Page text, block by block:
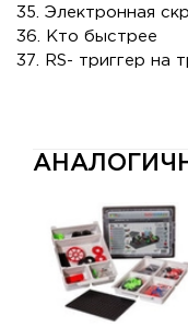
35. Электронная
36. Кто быстрее
37. RS- триггер на